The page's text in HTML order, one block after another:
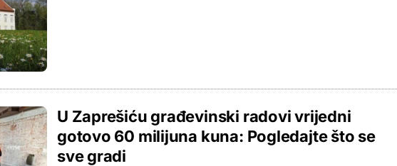
U Zaprešiću građevinski radovi vrijedni
gotovo 60 milijuna kuna: Pogledajte što se
sve gradi